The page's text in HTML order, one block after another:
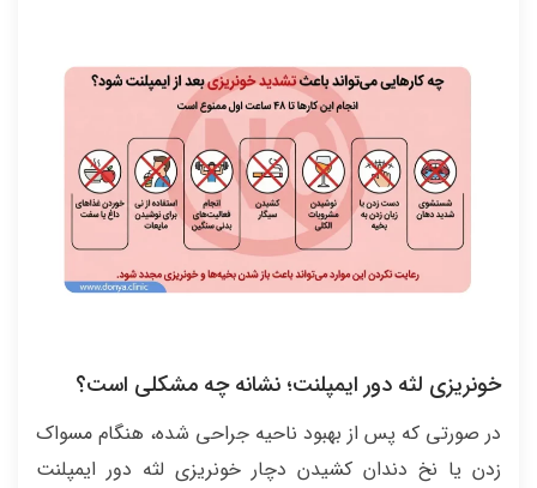
خونریزی لثه دور ایمپلنت؛ نشانه چه مشکلی است؟
در صورتی که پس از بهبود ناحیه جراحی شده، هنگام مسواک
زدن یا نخ دندان کشیدن دچار خونریزی لثه دور ایمپلنت